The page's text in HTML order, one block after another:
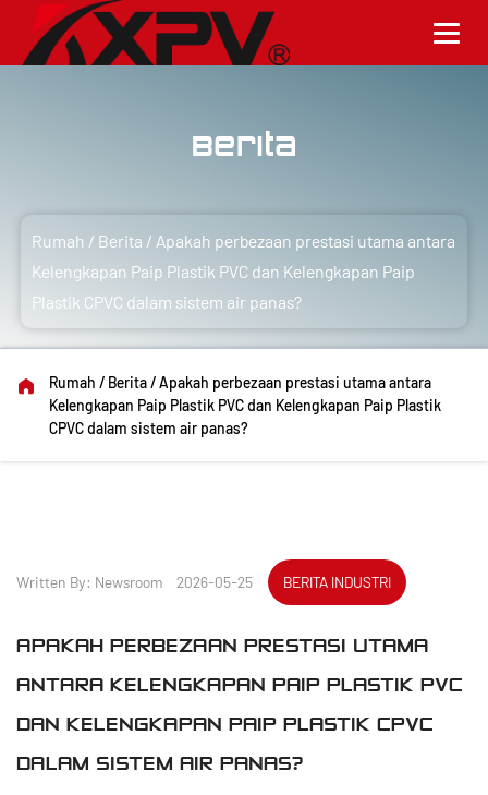
Berita
Rumah / Berita / Apakah perbezaan prestasi utama antara
Kelengkapan Paip Plastik PVC dan Kelengkapan Paip
Plastik CPVC dalam sistem air panas?
Rumah / Berita/Apakah perbezaan prestasi utama antara
Kelengkapan Paip Plastik PVC dan Kelengkapan Paip Plastik
CPVC dalam sistem air panas?
Written By: Newsroom 2026-05-25 BERITA INDUSTRI
APAKAH PERBEZAAN PRESTASI UTAMA
ANTARA KELENGKAPAN PAIP PLASTIK PVC
DAN KELENGKAPAN PAIP PLASTIK CPVC
DALAM SISTEM AIR PANAS?